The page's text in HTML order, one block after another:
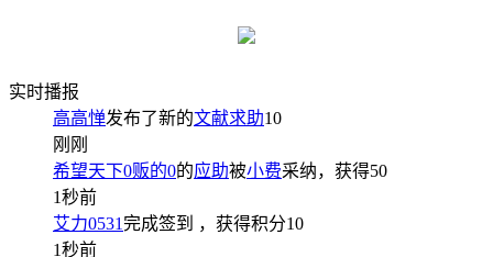
实时播报
高高惮发布了新的文献求助10
刚刚
希望天下0贩的0的应助被小费采纳，获得50
1秒前
艾力0531完成签到 ，获得积分10
1秒前